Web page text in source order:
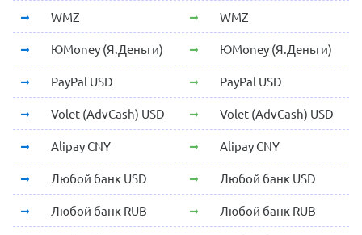
WMZ WMZ
ЮMoney (Я.Деньги) ЮMoney (Я.Деньги)
PayPal USD PayPal USD
Volet (AdvCash) USD Volet (AdvCash) USD
Alipay CNY Alipay CNY
Любой банк USD Любой банк USD
Любой банк RUB Любой банк RUB